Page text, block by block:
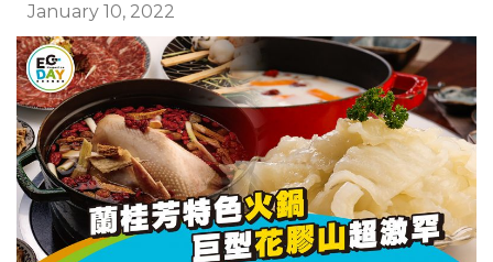
January 10, 2022